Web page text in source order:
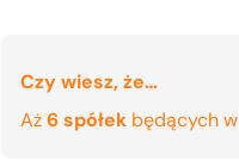
Czy wiesz, że…
Aż6 spółekbędących w